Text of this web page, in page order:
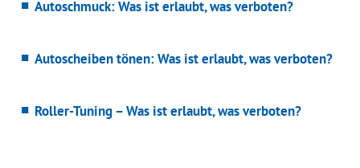
Autoschmuck: Was ist erlaubt, was verboten?
Autoscheiben tönen: Was ist erlaubt, was verboten?
Roller-Tuning – Was ist erlaubt, was verboten?